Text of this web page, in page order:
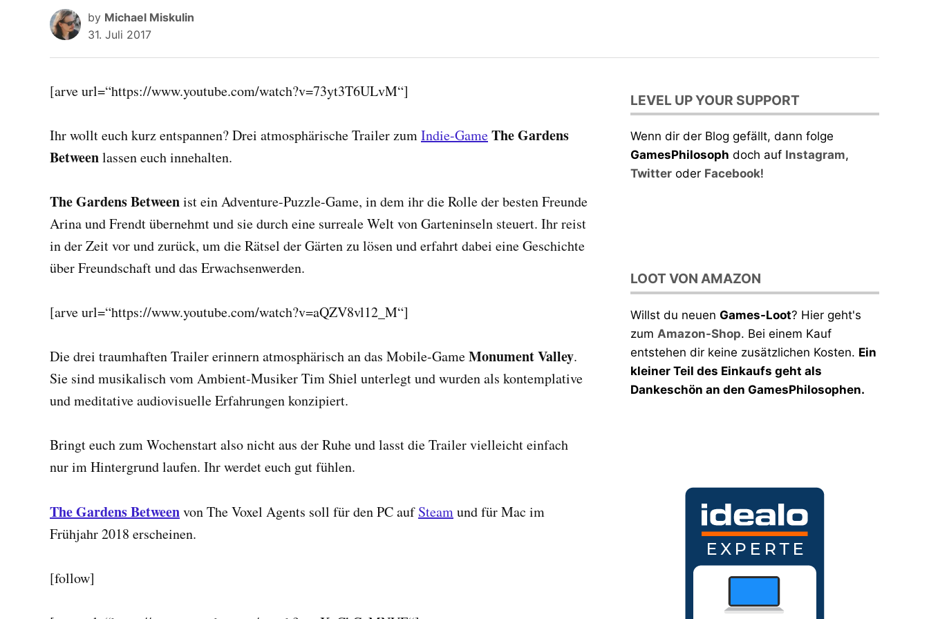
by Michael Miskulin
31. Juli 2017
[arve url=“https://www.youtube.com/watch?v=73yt3T6ULvM“]
Ihr wollt euch kurz entspannen? Drei atmosphärische Trailer zumIndie-GameThe Gardens
Betweenlassen euch innehalten.
The Gardens Betweenist ein Adventure-Puzzle-Game, in dem ihr die Rolle der besten Freunde
Arina und Frendt übernehmt und sie durch eine surreale Welt von Garteninseln steuert. Ihr reist
in der Zeit vor und zurück, um die Rätsel der Gärten zu lösen und erfahrt dabei eine Geschichte
über Freundschaft und das Erwachsenwerden.
[arve url=“https://www.youtube.com/watch?v=aQZV8vl12_M“]
Die drei traumhaften Trailer erinnern atmosphärisch an das Mobile-GameMonument Valley.
Sie sind musikalisch vom Ambient-Musiker Tim Shiel unterlegt und wurden als kontemplative
und meditative audiovisuelle Erfahrungen konzipiert.
Bringt euch zum Wochenstart also nicht aus der Ruhe und lasst die Trailer vielleicht einfach
nur im Hintergrund laufen. Ihr werdet euch gut fühlen.
The Gardens Betweenvon The Voxel Agents soll für den PC aufSteamund für Mac im
Frühjahr 2018 erscheinen.
[follow]
LEVEL UP YOUR SUPPORT
Wenn dir der Blog gefällt, dann folge
GamesPhilosoph doch auf Instagram,
Twitter oder Facebook!
LOOT VON AMAZON
Willst du neuen Games-Loot? Hier geht's
zum Amazon-Shop. Bei einem Kauf
entstehen dir keine zusätzlichen Kosten. Ein
kleiner Teil des Einkaufs geht als
Dankeschön an den GamesPhilosophen.